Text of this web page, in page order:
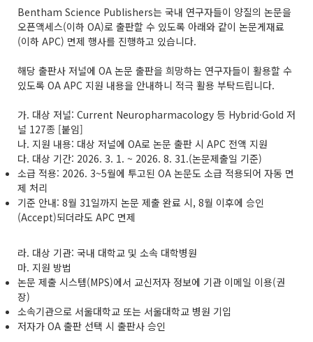
Bentham Science Publishers는 국내 연구자들이 양질의 논문을
오픈액세스(이하 OA)로 출판할 수 있도록 아래와 같이 논문게재료
(이하 APC) 면제 행사를 진행하고 있습니다.
해당 출판사 저널에 OA 논문 출판을 희망하는 연구자들이 활용할 수
있도록 OA APC 지원 내용을 안내하니 적극 활용 부탁드립니다.
가. 대상 저널: Current Neuropharmacology 등 Hybrid·Gold 저
널 127종 [붙임]
나. 지원 내용: 대상 저널에 OA로 논문 출판 시 APC 전액 지원
다. 대상 기간: 2026. 3. 1. ~ 2026. 8. 31.(논문제출일 기준)
소급 적용: 2026. 3~5월에 투고된 OA 논문도 소급 적용되어 자동 면
제 처리
기준 안내: 8월 31일까지 논문 제출 완료 시, 8월 이후에 승인
(Accept)되더라도 APC 면제
라. 대상 기관: 국내 대학교 및 소속 대학병원
마. 지원 방법
논문 제출 시스템(MPS)에서 교신저자 정보에 기관 이메일 이용(권
장)
소속기관으로 서울대학교 또는 서울대학교 병원 기입
저자가 OA 출판 선택 시 출판사 승인